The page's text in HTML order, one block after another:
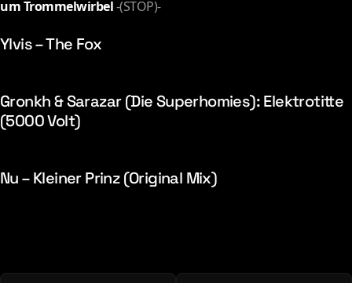
um Trommelwirbel-(STOP)-
Ylvis – The Fox
Gronkh & Sarazar (Die Superhomies): Elektrotitte
(5000 Volt)
Nu – Kleiner Prinz (Original Mix)